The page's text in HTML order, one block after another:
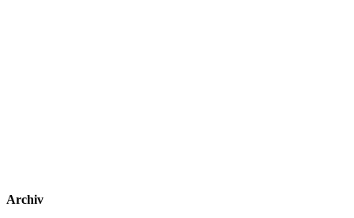
Archiv